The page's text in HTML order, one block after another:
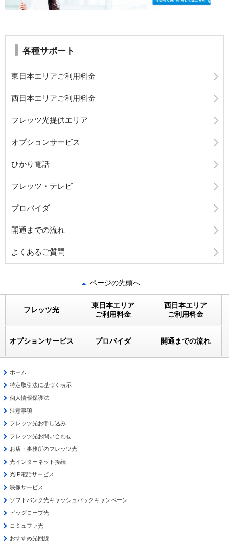
各種サポート
東日本エリアご利用料金
西日本エリアご利用料金
フレッツ光提供エリア
オプションサービス
ひかり電話
フレッツ・テレビ
プロバイダ
開通までの流れ
よくあるご質問
ページの先頭へ
フレッツ光
東日本エリア
ご利用料金
西日本エリア
ご利用料金
オプションサービス プロバイダ 開通までの流れ
ホーム
特定取引法に基づく表示
個人情報保護法
注意事項
フレッツ光お申し込み
フレッツ光お問い合わせ
お店・事務所のフレッツ光
光インターネット接続
光IP電話サービス
映像サービス
ソフトバンク光キャッシュバックキャンペーン
ビッグローブ光
コミュファ光
おすすめ光回線